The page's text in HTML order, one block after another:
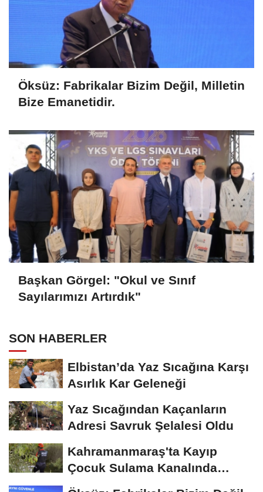
Öksüz: Fabrikalar Bizim Değil, Milletin
Bize Emanetidir.
Başkan Görgel: "Okul ve Sınıf
Sayılarımızı Artırdık"
SON HABERLER
Elbistan’da Yaz Sıcağına Karşı
Asırlık Kar Geleneği
Yaz Sıcağından Kaçanların
Adresi Savruk Şelalesi Oldu
Kahramanmaraş'ta Kayıp
Çocuk Sulama Kanalında
Bulundu